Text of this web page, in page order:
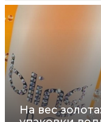
На вес